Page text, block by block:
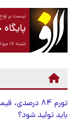
نیست بر
شنبه ۱۷ مرداد ۱۴۰۵ برابر با ۰۸ آگوست ۲۰۲۶
تورم ۸۴
باید تولید شود؟